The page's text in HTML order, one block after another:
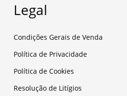
Legal
Condições Gerais de Venda
Política de Privacidade
Política de Cookies
Resolução de Litígios